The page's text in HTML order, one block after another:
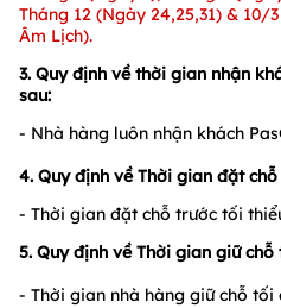
Tháng 12 (Ngày 24,25,31) & 10/
Âm Lịch).
3. Quy định về thời gian nhận
sau:
- Nhà hàng luôn nhận khách
4. Quy định về Thời gian đặt
- Thời gian đặt chỗ trước tối
5. Quy định về Thời gian giữ chỗ
- Thời gian nhà hàng giữ chỗ tối